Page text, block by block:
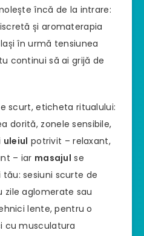
încă de la intrare:
și aromaterapia
în urmă tensiunea
continui să ai grijă de
scurt, eticheta ritualului:
dorită, zonele sensibile,
uleiul potrivit – relaxant,
– iar masajul se
sesiuni scurte de
aglomerate sau
lente, pentru o
cu musculatura